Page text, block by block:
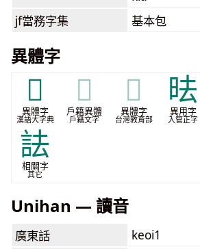
jf當務字集 基本包
異體字
𠳷
異體字
漢語大字典
𠳷
戶籍異體
戶籍文字
𠳷
異體字
台灣教育部
㫢
異用字
入管正字
詓
相關字
其它
Unihan — 讀音
廣東話
keoi1